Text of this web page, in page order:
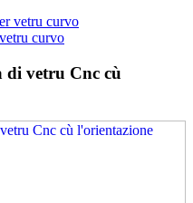
curvo
vetru Cnc cù